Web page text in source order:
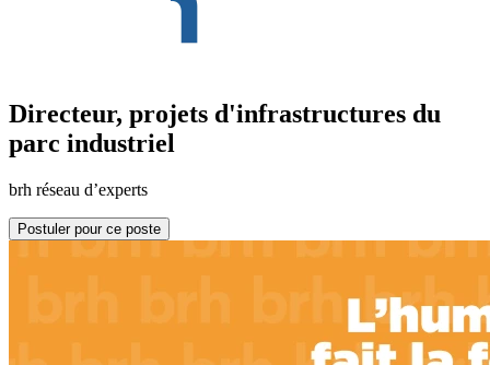
Directeur, projets d'infrastructures du
parc industriel
brh réseau d’experts
Postuler pour ce poste